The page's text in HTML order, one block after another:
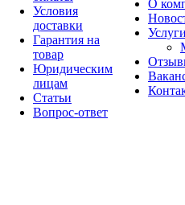
Условия
доставки
Гарантия на
товар
Юридическим
лицам
Статьи
Вопрос-ответ
О